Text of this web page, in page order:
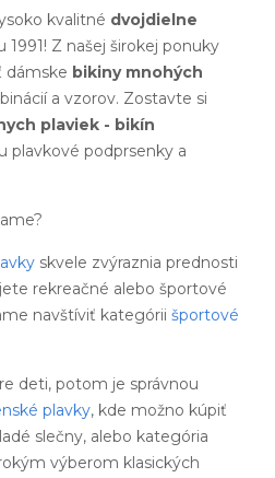
kvalitné dvojdielne
1991! Z našej širokej ponuky
dámske bikiny mnohých
a vzorov. Zostavte si
plaviek - bikín
plavkové podprsenky a
skvele zvýraznia prednosti
rekreačné alebo športové
navštíviť kategórii športové
deti, potom je správnou
plavky, kde možno kúpiť
slečny, alebo kategória
výberom klasických